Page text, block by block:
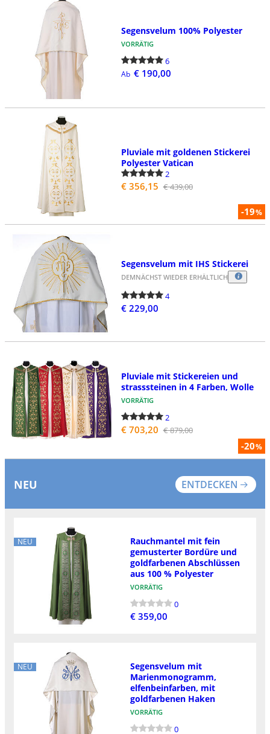
Segensvelum 100% Polyester
VORRÄTIG
6
Ab € 190,00
-19%
Pluviale mit goldenen Stickerei
Polyester Vatican
2
€ 356,15 € 439,00
Segensvelum mit IHS Stickerei
DEMNÄCHST WIEDER ERHÄLTLICH
4
€ 229,00
-20%
Pluviale mit Stickereien und
strasssteinen in 4 Farben, Wolle
VORRÄTIG
2
€ 703,20 € 879,00
NEU ENTDECKEN
NEU
Rauchmantel mit fein
gemusterter Bordüre und
goldfarbenen Abschlüssen
aus 100 % Polyester
VORRÄTIG
0
€ 359,00
NEU
Segensvelum mit
Marienmonogramm,
elfenbeinfarben, mit
goldfarbenen Haken
VORRÄTIG
0